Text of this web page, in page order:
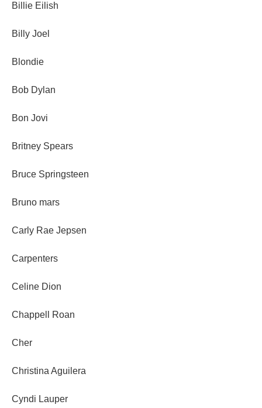
Billie Eilish
Billy Joel
Blondie
Bob Dylan
Bon Jovi
Britney Spears
Bruce Springsteen
Bruno mars
Carly Rae Jepsen
Carpenters
Celine Dion
Chappell Roan
Cher
Christina Aguilera
Cyndi Lauper